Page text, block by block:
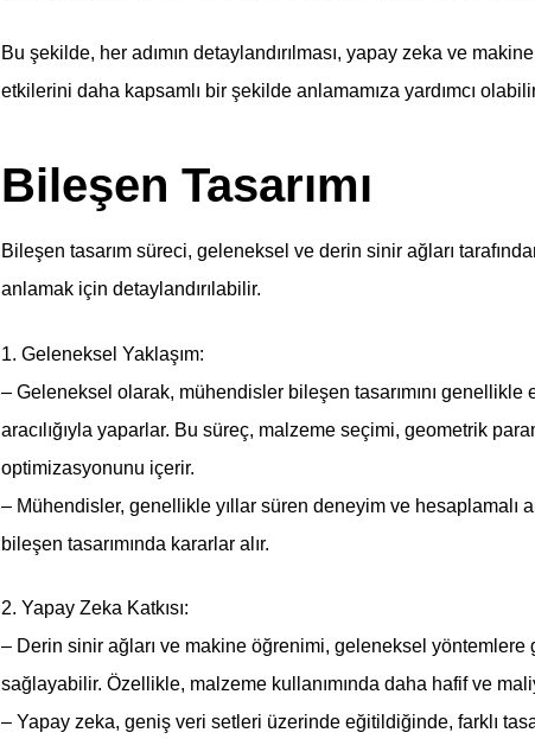
Bu şekilde, her adımın detaylandırılması, yapay zeka ve
etkilerini daha kapsamlı bir şekilde anlamamıza yardımcı
Bileşen Tasarımı
Bileşen tasarım süreci, geleneksel ve derin sinir ağları
anlamak için detaylandırılabilir.
1. Geleneksel Yaklaşım:
– Geleneksel olarak, mühendisler bileşen tasarımını genellikle
aracılığıyla yaparlar. Bu süreç, malzeme seçimi, geometrik
optimizasyonunu içerir.
– Mühendisler, genellikle yıllar süren deneyim ve
bileşen tasarımında kararlar alır.
2. Yapay Zeka Katkısı:
– Derin sinir ağları ve makine öğrenimi, geleneksel yöntemlere
sağlayabilir. Özellikle, malzeme kullanımında daha hafif ve
– Yapay zeka, geniş veri setleri üzerinde eğitildiğinde, farklı